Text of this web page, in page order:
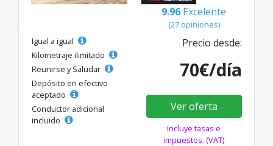
9.96 Excelente
(27 opiniones)
Igual a igual
Kilometraje ilimitado
Reunirse y Saludar
Depósito en efectivo
aceptado
Conductor adicional
incluido
Precio desde:
70€/día
Ver oferta
Incluye tasas e
impuestos. (VAT)